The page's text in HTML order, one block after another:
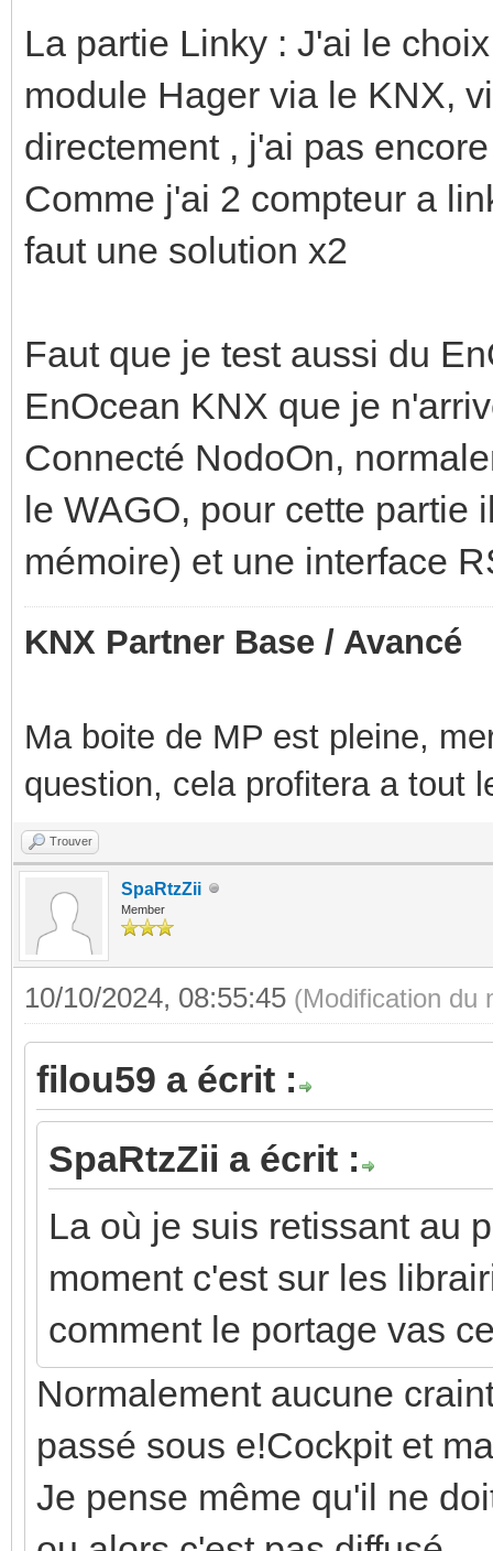
La partie Linky : J'ai le
module Hager via le KNX,
directement , j'ai pas
Comme j'ai 2 compteur a
faut une solution x2
Faut que je test aussi du
EnOcean KNX que je
Connecté NodoOn,
le WAGO, pour cette partie
mémoire) et une interface
KNX Partner Base / Avancé
Ma boite de MP est pleine,
question, cela profitera a tout
Trouver
SpaRtzZii
Member
10/10/2024, 08:55:45 (Modification du
filou59 a écrit :
SpaRtzZii a écrit :
La où je suis retissant au
moment c'est sur les
comment le portage vas
Normalement aucune
passé sous e!Cockpit et
Je pense même qu'il ne